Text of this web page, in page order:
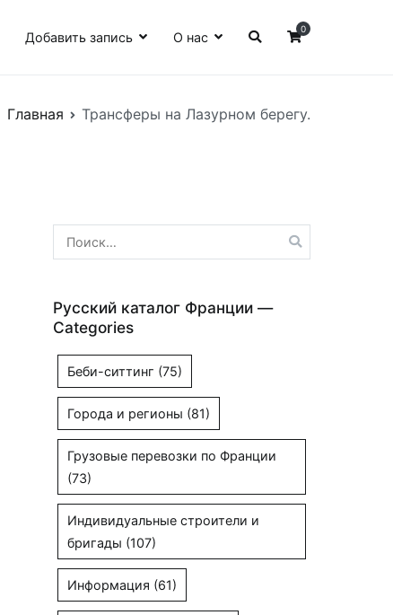
Добавить запись О нас
0
Главная Трансферы на Лазурном берегу.
Найти:
Русский каталог Франции —
Categories
Беби-ситтинг (75)
Города и регионы (81)
Грузовые перевозки по Франции
(73)
Индивидуальные строители и
бригады (107)
Информация (61)